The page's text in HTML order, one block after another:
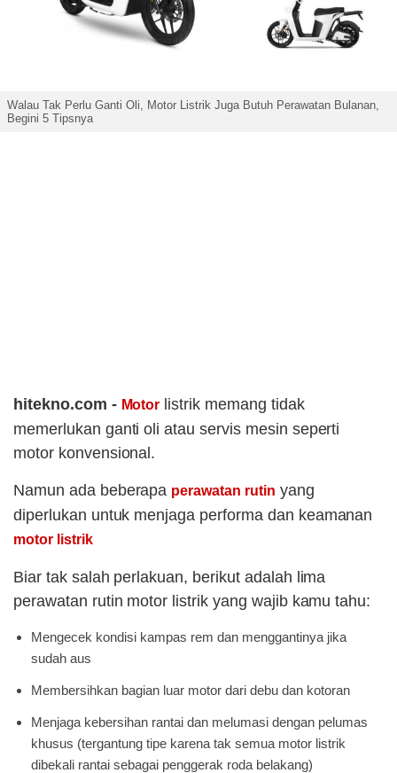
Walau Tak Perlu Ganti Oli, Motor Listrik Juga Butuh Perawatan Bulanan,
Begini 5 Tipsnya
hitekno.com - Motor listrik memang tidak
memerlukan ganti oli atau servis mesin seperti
motor konvensional.
Namun ada beberapa perawatan rutin yang
diperlukan untuk menjaga performa dan keamanan
motor listrik
Biar tak salah perlakuan, berikut adalah lima
perawatan rutin motor listrik yang wajib kamu tahu:
Mengecek kondisi kampas rem dan menggantinya jika
sudah aus
Membersihkan bagian luar motor dari debu dan kotoran
Menjaga kebersihan rantai dan melumasi dengan pelumas
khusus (tergantung tipe karena tak semua motor listrik
dibekali rantai sebagai penggerak roda belakang)